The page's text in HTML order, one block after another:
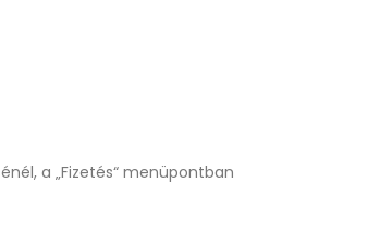
a „Fizetés“ menüpontban